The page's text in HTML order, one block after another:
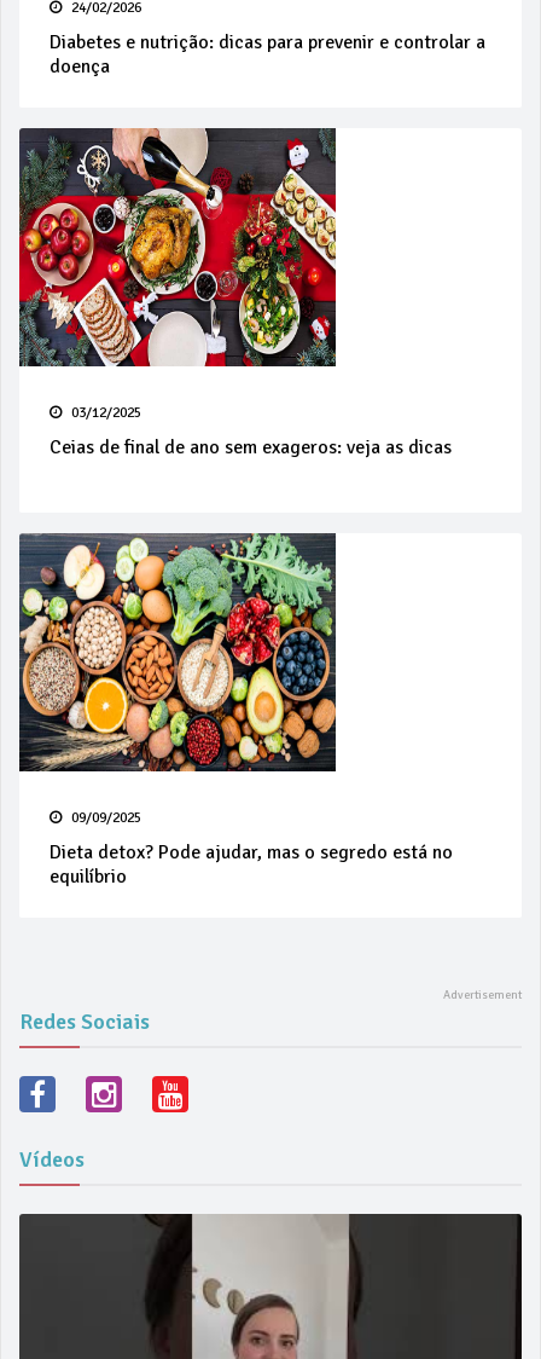
24/02/2026
Diabetes e nutrição: dicas para prevenir e controlar a
doença
03/12/2025
Ceias de final de ano sem exageros: veja as dicas
09/09/2025
Dieta detox? Pode ajudar, mas o segredo está no
equilíbrio
Redes Sociais
Vídeos